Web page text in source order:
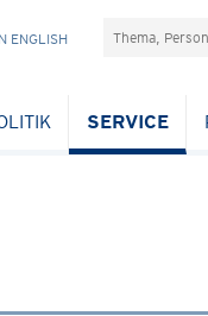
ENGLISH Suchefeld
SERVICE